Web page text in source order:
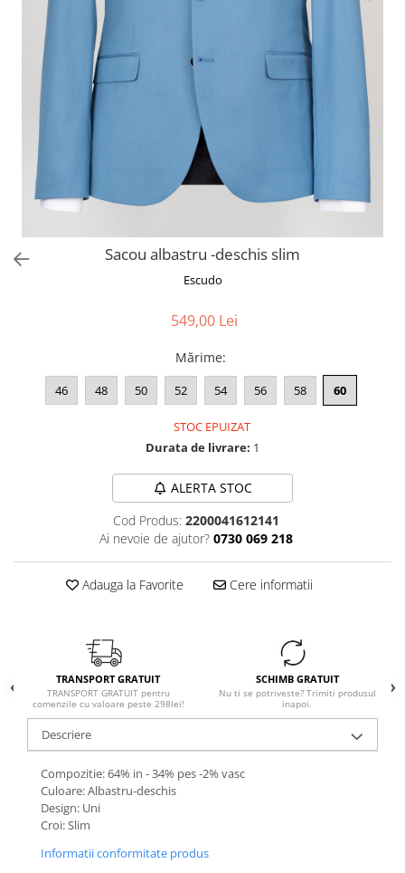
Sacou albastru -deschis slim
Escudo
549,00 Lei
Mărime:
46 48 50 52 54 56 58 60
STOC EPUIZAT
Durata de livrare: 1
ALERTA STOC
Cod Produs: 2200041612141
Ai nevoie de ajutor? 0730 069 218
Adauga la Favorite Cere informatii
TRANSPORT GRATUIT
TRANSPORT GRATUIT pentru
comenzile cu valoare peste 298lei!
SCHIMB GRATUIT
Nu ti se potriveste? Trimiti produsul
inapoi.
Descriere
Compozitie: 64% in - 34% pes -2% vasc
Culoare: Albastru-deschis
Design: Uni
Croi: Slim
Informatii conformitate produs